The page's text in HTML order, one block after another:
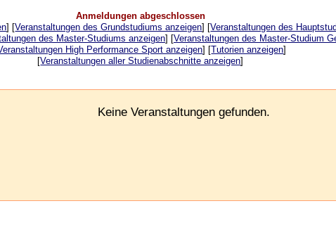
Anmeldungen abgeschlossen
] [Veranstaltungen des Grundstudiums anzeigen] [Veranstaltungen des
des Master-Studiums anzeigen] [Veranstaltungen des Master-Studium
High Performance Sport anzeigen] [Tutorien anzeigen]
[Veranstaltungen aller Studienabschnitte anzeigen]
Keine Veranstaltungen gefunden.